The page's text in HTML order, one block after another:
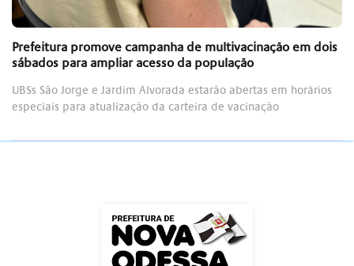
Prefeitura promove campanha de multivacinação em dois
sábados para ampliar acesso da população
UBSs São Jorge e Jardim Alvorada estarão abertas em horários
especiais para atualização da carteira de vacinação